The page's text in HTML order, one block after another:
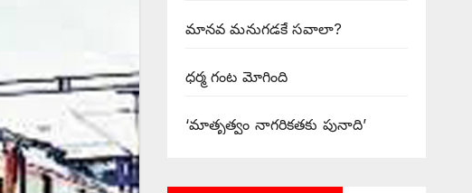
మానవ మనుగడకే సవాలా?
ధర్మ గంట మోగింది
‘మాతృత్వం నాగరికతకు పునాది’